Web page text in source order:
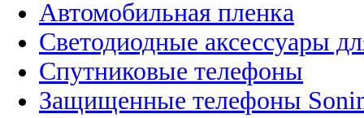
Автомобильная пленка
Светодиодные аксессуары
Спутниковые телефоны
Защищенные телефоны